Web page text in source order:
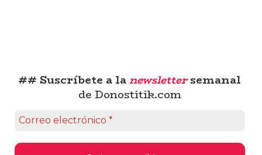
## Suscríbete a lanewslettersemanal
de Donostitik.com